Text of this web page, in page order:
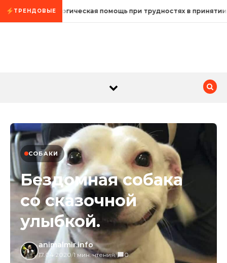
Промотать к содержимому
ТРЕНДОВЫЕ
Психологическая помощь при трудностях в
СОБАКИ
Бездомная собака
со сказочной
улыбкой.
animalmir.info
17.04.2020/1 мин. чтения/ 0